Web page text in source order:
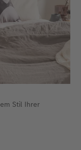
Stil Ihrer